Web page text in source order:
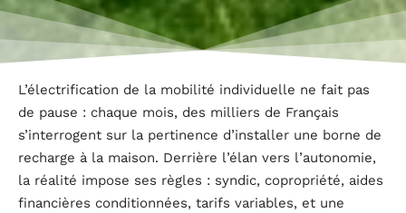
L’électrification de la mobilité individuelle ne fait pas
de pause : chaque mois, des milliers de Français
s’interrogent sur la pertinence d’installer une borne de
recharge à la maison. Derrière l’élan vers l’autonomie,
la réalité impose ses règles : syndic, copropriété, aides
financières conditionnées, tarifs variables, et une